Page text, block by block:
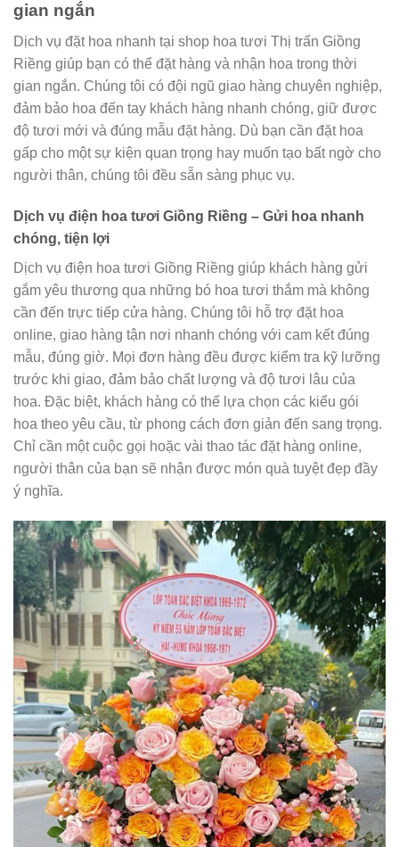
gian ngắn
Dịch vụ đặt hoa nhanh tại shop hoa tươi Thị trấn Giồng
Riềng giúp bạn có thể đặt hàng và nhận hoa trong thời
gian ngắn. Chúng tôi có đội ngũ giao hàng chuyên nghiệp,
đảm bảo hoa đến tay khách hàng nhanh chóng, giữ được
độ tươi mới và đúng mẫu đặt hàng. Dù bạn cần đặt hoa
gấp cho một sự kiện quan trọng hay muốn tạo bất ngờ cho
người thân, chúng tôi đều sẵn sàng phục vụ.
Dịch vụ điện hoa tươi Giồng Riềng – Gửi hoa nhanh
chóng, tiện lợi
Dịch vụ điện hoa tươi Giồng Riềng giúp khách hàng gửi
gắm yêu thương qua những bó hoa tươi thắm mà không
cần đến trực tiếp cửa hàng. Chúng tôi hỗ trợ đặt hoa
online, giao hàng tận nơi nhanh chóng với cam kết đúng
mẫu, đúng giờ. Mọi đơn hàng đều được kiểm tra kỹ lưỡng
trước khi giao, đảm bảo chất lượng và độ tươi lâu của
hoa. Đặc biệt, khách hàng có thể lựa chọn các kiểu gói
hoa theo yêu cầu, từ phong cách đơn giản đến sang trọng.
Chỉ cần một cuộc gọi hoặc vài thao tác đặt hàng online,
người thân của bạn sẽ nhận được món quà tuyệt đẹp đầy
ý nghĩa.